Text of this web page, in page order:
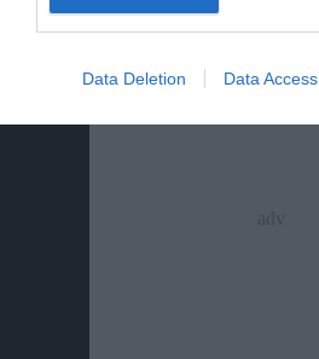
Data Deletion Data Access